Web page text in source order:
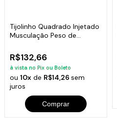
Tijolinho Quadrado Injetado
Musculação Peso de
R$132,66
à vista no Pix ou Boleto
ou10x de R$14,26sem
juros
Comprar